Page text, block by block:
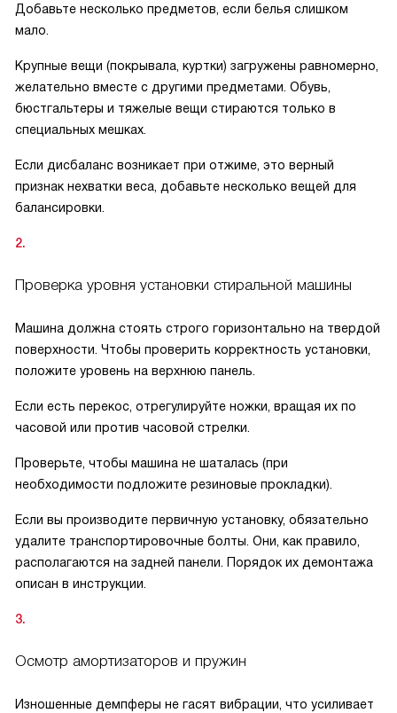
Добавьте несколько предметов, если белья слишком
мало.
Крупные вещи (покрывала, куртки) загружены равномерно,
желательно вместе с другими предметами. Обувь,
бюстгальтеры и тяжелые вещи стираются только в
специальных мешках.
Если дисбаланс возникает при отжиме, это верный
признак нехватки веса, добавьте несколько вещей для
балансировки.
Проверка уровня установки стиральной машины
Машина должна стоять строго горизонтально на твердой
поверхности. Чтобы проверить корректность установки,
положите уровень на верхнюю панель.
Если есть перекос, отрегулируйте ножки, вращая их по
часовой или против часовой стрелки.
Проверьте, чтобы машина не шаталась (при
необходимости подложите резиновые прокладки).
Если вы производите первичную установку, обязательно
удалите транспортировочные болты. Они, как правило,
располагаются на задней панели. Порядок их демонтажа
описан в инструкции.
Осмотр амортизаторов и пружин
Изношенные демпферы не гасят вибрации, что усиливает